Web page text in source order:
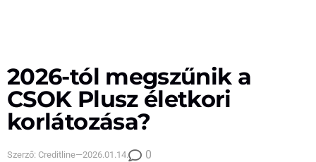
2026-tól megszűnik a
CSOK Plusz életkori
korlátozása?
Szerző: Creditline—2026.01.14. 0